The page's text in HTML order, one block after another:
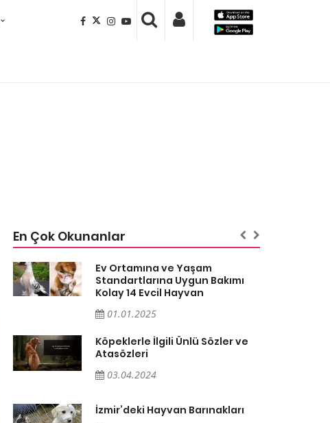
En Çok Okunanlar
Ev Ortamına ve Yaşam
Standartlarına Uygun Bakımı
Kolay 14 Evcil Hayvan
01.01.2025
Köpeklerle İlgili Ünlü Sözler ve
Atasözleri
03.04.2024
İzmir’deki Hayvan Barınakları